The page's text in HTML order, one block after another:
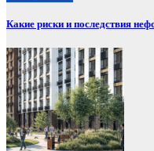
Какие риски и последствия